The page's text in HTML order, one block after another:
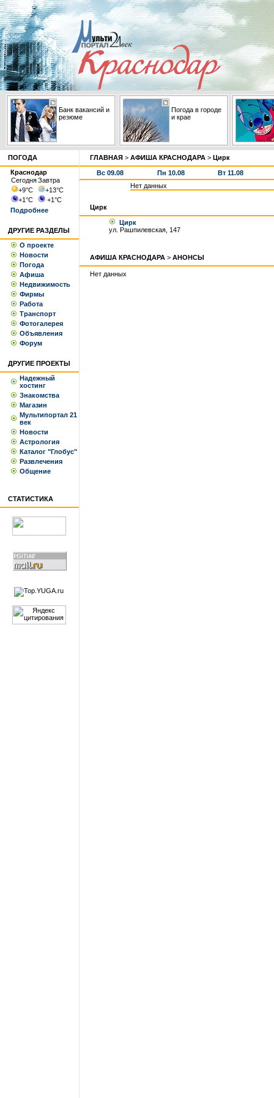
Банк вакансий и
резюме
Погода в городе
и крае
ПОГОДА
Краснодар
СегодняЗавтра
+9°С +13°С
+1°С +1°С
Подробнее
ДРУГИЕ РАЗДЕЛЫ
О проекте
Новости
Погода
Афиша
Недвижимость
Фирмы
Работа
Транспорт
Фотогалерея
Объявления
Форум
ДРУГИЕ ПРОЕКТЫ
Надежный
хостинг
Знакомства
Магазин
Мультипортал 21
век
Новости
Астрология
Каталог "Глобус"
Развлечения
Общение
СТАТИСТИКА
ГЛАВНАЯ > АФИША КРАСНОДАРА > Цирк
Вс 09.08 Пн 10.08
Вт 11.08
Нет данных
Цирк
Цирк
ул. Рашпилевская, 147
АФИША КРАСНОДАРА > АНОНСЫ
Нет данных